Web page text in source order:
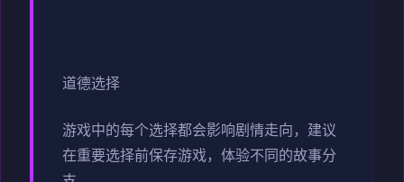
道德选择
游戏中的每个选择都会影响剧情走向，建议
在重要选择前保存游戏，体验不同的故事分